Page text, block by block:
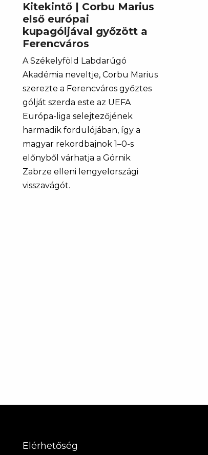
Kitekintő | Corbu Marius
első európai
kupagóljával győzött a
Ferencváros
A Székelyföld Labdarúgó
Akadémia neveltje, Corbu Marius
szerezte a Ferencváros győztes
gólját szerda este az UEFA
Európa-liga selejtezőjének
harmadik fordulójában, így a
magyar rekordbajnok 1–0-s
előnyből várhatja a Górnik
Zabrze elleni lengyelországi
visszavágót.
Elérhetőség